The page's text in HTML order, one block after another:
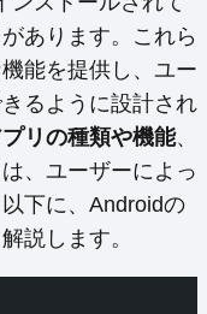
あります。これら
能を提供し、ユー
るように設計され
リの種類や機能、
、ユーザーによっ
下に、Androidの
説します。